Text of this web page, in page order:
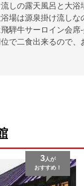
しの露天風呂と大
場は源泉掛け流しな
騨牛サーロイン会
で二食出来るので、
3人が
おすすめ！